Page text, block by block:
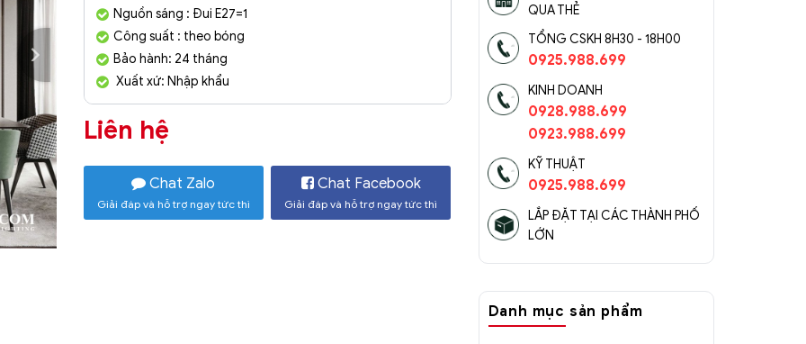
Nguồn sáng : Đui E27=1
Công suất : theo bóng
Bảo hành: 24 tháng
Xuất xứ: Nhập khẩu
Liên hệ
Chat Zalo
Giải đáp và hỗ trợ ngay tức thì
Chat Facebook
Giải đáp và hỗ trợ ngay tức thì
QUA THẺ
TỔNG CSKH 8H30 - 18H00
0925.988.699
KINH DOANH
0928.988.699
0923.988.699
KỸ THUẬT
0925.988.699
LẮP ĐẶT TẠI CÁC THÀNH PHỐ
LỚN
Danh mục sản phẩm